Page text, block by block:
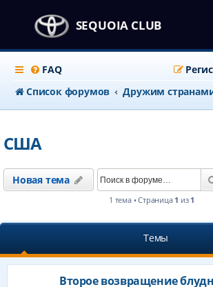
SEQUOIA CLUB
FAQ
Список форумов
Дружим
CША
Новая тема
1 тема • Страница 1 из 1
Темы
Второе возвращение